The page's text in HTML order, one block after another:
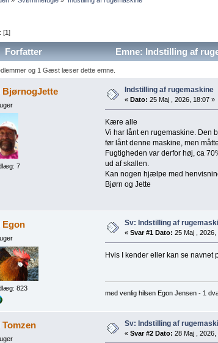
[1]
Forfatter Emne: Indstilling af
og 1 Gæst læser dette emne.
BjørnogJette
7
Indstilling af rugemaskine
« Dato: 25 Maj , 2026, 18:07 »
Kære alle
Vi har lånt en rugemaskine. Den
før lånt denne maskine, men
Fugtigheden var derfor høj, ca
ud af skallen.
Kan nogen hjælpe med
Bjørn og Jette
Egon
823
Sv: Indstilling af
« Svar #1 Dato: 25 Maj , 2026,
Hvis I kender eller kan se navnet
med venlig hilsen Egon Jensen - 1
Tomzen Sv: Indstilling af
« Svar #2 Dato: 28 Maj , 2026,